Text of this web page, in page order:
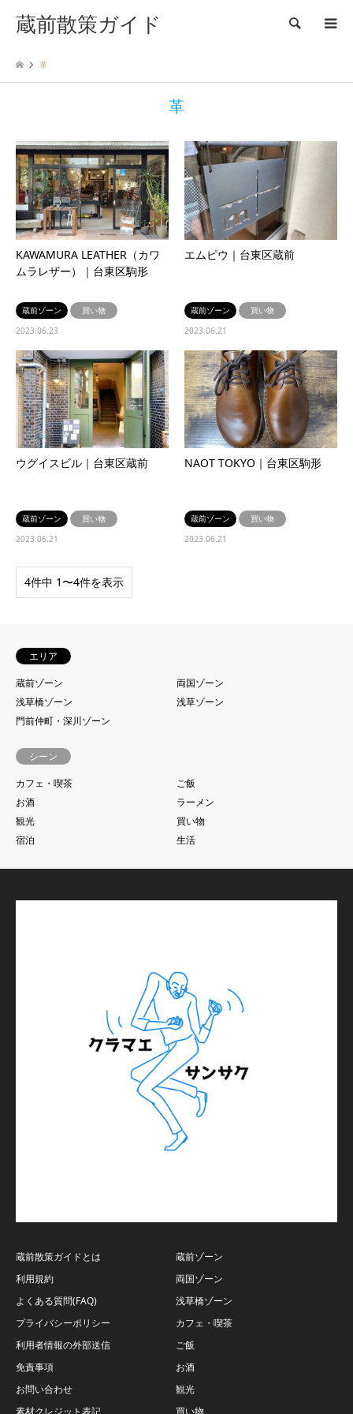
蔵前散策ガイド 検索
革
革
KAWAMURA LEATHER（カワ
ムラレザー）｜台東区駒形
蔵前ゾーン
買い物
2023.06.23
エムピウ｜台東区蔵前
蔵前ゾーン
買い物
2023.06.21
ウグイスビル｜台東区蔵前
蔵前ゾーン
買い物
2023.06.21
NAOT TOKYO｜台東区駒形
蔵前ゾーン
買い物
2023.06.21
4件中 1〜4件を表示
エリア
蔵前ゾーン
両国ゾーン
浅草橋ゾーン
浅草ゾーン
門前仲町・深川ゾーン
シーン
カフェ・喫茶
ご飯
お酒
ラーメン
観光
買い物
宿泊
生活
蔵前散策ガイドとは
利用規約
よくある質問(FAQ)
プライバシーポリシー
利用者情報の外部送信
免責事項
お問い合わせ
蔵前ゾーン
両国ゾーン
浅草橋ゾーン
カフェ・喫茶
ご飯
お酒
観光